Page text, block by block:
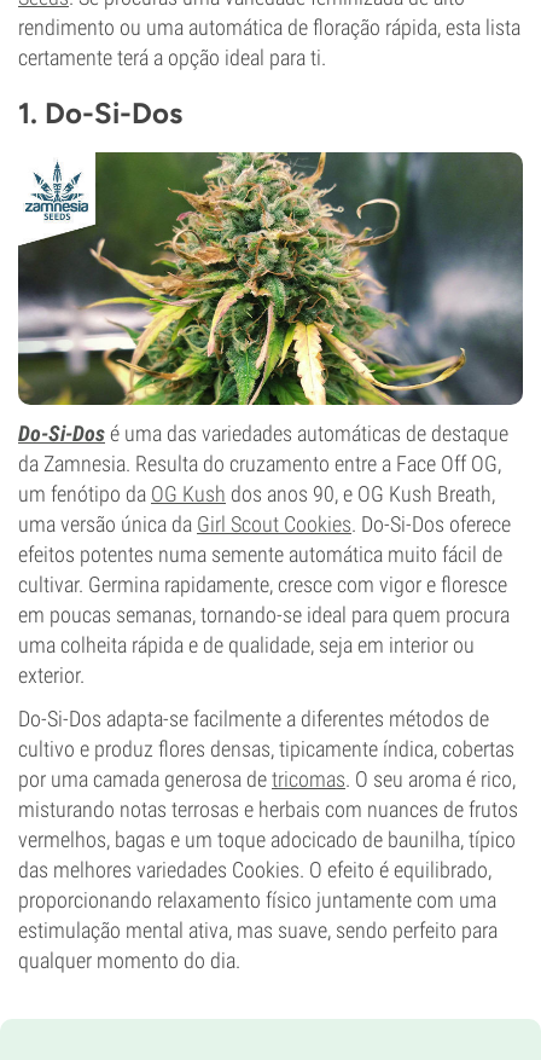
rendimento ou uma automática de floração rápida, esta lista
certamente terá a opção ideal para ti.
1. Do-Si-Dos
Do-Si-Dosé uma das variedades automáticas de destaque
da Zamnesia. Resulta do cruzamento entre a Face Off OG,
um fenótipo da OG Kush dos anos 90, e OG Kush Breath,
uma versão única da Girl Scout Cookies. Do-Si-Dos oferece
efeitos potentes numa semente automática muito fácil de
cultivar. Germina rapidamente, cresce com vigor e floresce
em poucas semanas, tornando-se ideal para quem procura
uma colheita rápida e de qualidade, seja em interior ou
exterior.
Do-Si-Dos adapta-se facilmente a diferentes métodos de
cultivo e produz flores densas, tipicamente índica, cobertas
por uma camada generosa detricomas. O seu aroma é rico,
misturando notas terrosas e herbais com nuances de frutos
vermelhos, bagas e um toque adocicado de baunilha, típico
das melhores variedades Cookies. O efeito é equilibrado,
proporcionando relaxamento físico juntamente com uma
estimulação mental ativa, mas suave, sendo perfeito para
qualquer momento do dia.